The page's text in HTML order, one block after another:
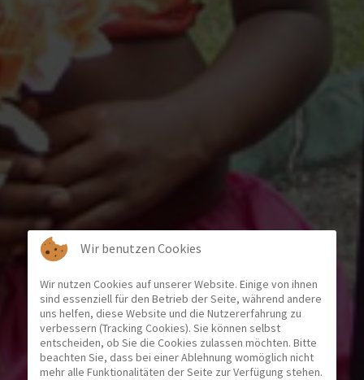
Wir benutzen Cookies
Wir nutzen Cookies auf unserer Website. Einige von ihnen
sind essenziell für den Betrieb der Seite, während andere
uns helfen, diese Website und die Nutzererfahrung zu
verbessern (Tracking Cookies). Sie können selbst
entscheiden, ob Sie die Cookies zulassen möchten. Bitte
beachten Sie, dass bei einer Ablehnung womöglich nicht
mehr alle Funktionalitäten der Seite zur Verfügung stehen.